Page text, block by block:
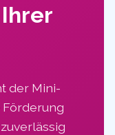
der Mini-